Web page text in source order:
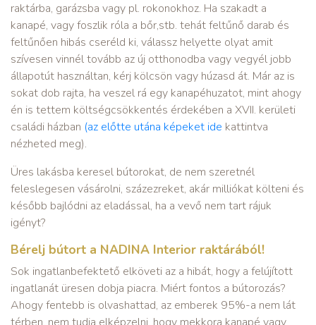
raktárba, garázsba vagy pl. rokonokhoz. Ha szakadt a
kanapé, vagy foszlik róla a bőr,stb. tehát feltűnő darab és
feltűnően hibás cseréld ki, válassz helyette olyat amit
szívesen vinnél tovább az új otthonodba vagy vegyél jobb
állapotút használtan, kérj kölcsön vagy húzasd át. Már az is
sokat dob rajta, ha veszel rá egy kanapéhuzatot, mint ahogy
én is tettem költségcsökkentés érdekében a XVII. kerületi
családi házban (az előtte utána képeket ide kattintva
nézheted meg).
Üres lakásba keresel bútorokat, de nem szeretnél
feleslegesen vásárolni, százezreket, akár milliókat költeni és
később bajlódni az eladással, ha a vevő nem tart rájuk
igényt?
Bérelj bútort a NADINA Interior raktárából!
Sok ingatlanbefektető elköveti az a hibát, hogy a felújított
ingatlanát üresen dobja piacra. Miért fontos a bútorozás?
Ahogy fentebb is olvashattad, az emberek 95%-a nem lát